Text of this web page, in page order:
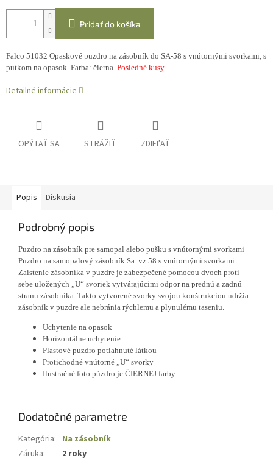
Pridať do košíka
Falco 51032 Opaskové puzdro na zásobník do SA-58 s vnútornými svorkami, s
putkom na opasok. Farba: čierna. Posledné kusy.
Detailné informácie
OPÝTAŤ SA STRÁŽIŤ ZDIEĽAŤ
Popis Diskusia
Podrobný popis
Puzdro na zásobník pre samopal alebo pušku s vnútornými svorkami
Puzdro na samopalový zásobník Sa. vz 58 s vnútornými svorkami.
Zaistenie zásobníka v puzdre je zabezpečené pomocou dvoch proti
sebe uložených „U“ svoriek vytvárajúcimi odpor na prednú a zadnú
stranu zásobníka. Takto vytvorené svorky svojou konštrukciou udržia
zásobník v puzdre ale nebránia rýchlemu a plynulému taseniu.
Uchytenie na opasok
Horizontálne uchytenie
Plastové puzdro potiahnuté látkou
Protichodné vnútorné „U“ svorky
Ilustračné foto púzdro je ČIERNEJ farby.
Dodatočné parametre
Kategória: Na zásobník
Záruka: 2 roky